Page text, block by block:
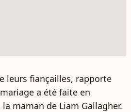
leurs fiançailles, rapporte
a été faite en
maman de Liam Gallagher.